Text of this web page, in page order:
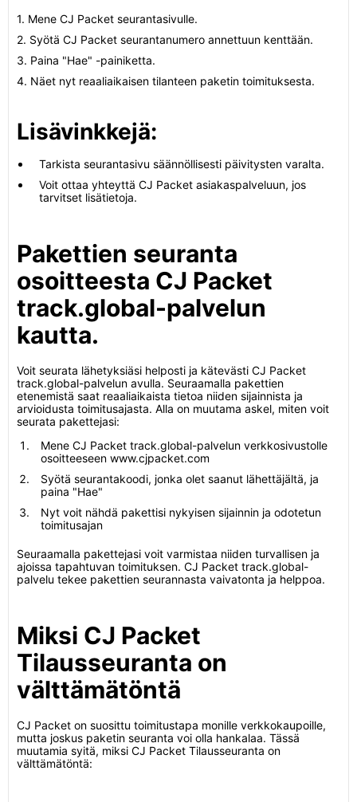
1. Mene CJ Packet seurantasivulle.
2. Syötä CJ Packet seurantanumero annettuun kenttään.
3. Paina "Hae" -painiketta.
4. Näet nyt reaaliaikaisen tilanteen paketin toimituksesta.
Lisävinkkejä:
Tarkista seurantasivu säännöllisesti päivitysten varalta.
Voit ottaa yhteyttä CJ Packet asiakaspalveluun, jos
tarvitset lisätietoja.
Pakettien seuranta
osoitteesta CJ Packet
track.global-palvelun
kautta.
Voit seurata lähetyksiäsi helposti ja kätevästi CJ Packet
track.global-palvelun avulla. Seuraamalla pakettien
etenemistä saat reaaliaikaista tietoa niiden sijainnista ja
arvioidusta toimitusajasta. Alla on muutama askel, miten voit
seurata pakettejasi:
Mene CJ Packet track.global-palvelun verkkosivustolle
osoitteeseen www.cjpacket.com
Syötä seurantakoodi, jonka olet saanut lähettäjältä, ja
paina "Hae"
Nyt voit nähdä pakettisi nykyisen sijainnin ja odotetun
toimitusajan
Seuraamalla pakettejasi voit varmistaa niiden turvallisen ja
ajoissa tapahtuvan toimituksen. CJ Packet track.global-
palvelu tekee pakettien seurannasta vaivatonta ja helppoa.
Miksi CJ Packet
Tilausseuranta on
välttämätöntä
CJ Packet on suosittu toimitustapa monille verkkokaupoille,
mutta joskus paketin seuranta voi olla hankalaa. Tässä
muutamia syitä, miksi CJ Packet Tilausseuranta on
välttämätöntä: